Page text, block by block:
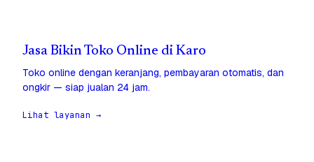
Jasa Bikin Toko Online di Karo
Toko online dengan keranjang, pembayaran otomatis, dan
ongkir — siap jualan 24 jam.
Lihat layanan →